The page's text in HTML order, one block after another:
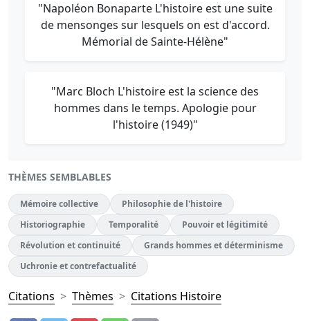
"Napoléon Bonaparte L'histoire est une suite
de mensonges sur lesquels on est d'accord.
Mémorial de Sainte-Hélène"
"Marc Bloch L'histoire est la science des
hommes dans le temps. Apologie pour
l'histoire (1949)"
THÈMES SEMBLABLES
Mémoire collective
Philosophie de l'histoire
Historiographie
Temporalité
Pouvoir et légitimité
Révolution et continuité
Grands hommes et déterminisme
Uchronie et contrefactualité
Citations Thèmes Citations Histoire